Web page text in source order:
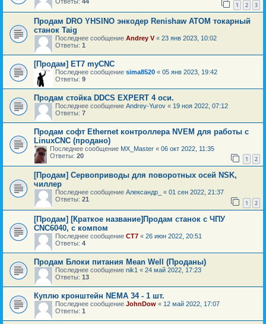
1 2 3
Продам DRO YHSINO энкодер Renishaw ATOM токарный
станок Taig
Последнее сообщение Andrey V« 23 янв 2023, 10:02
Ответы: 1
[Продам] ET7 myCNC
Последнее сообщение sima8520 « 05 янв 2023, 19:42
Ответы: 9
Продам стойка DDCS EXPERT 4 оси.
Последнее сообщение Andrey-Yurov « 19 ноя 2022, 07:12
Ответы: 7
Продам софт Ethernet контроллера NVEM для работы с
LinuxCNC (продано)
Последнее сообщение MX_Master « 06 окт 2022, 11:35
Ответы: 20 1 2
[Продам] Сервоприводы для поворотных осей NSK,
чиллер
Последнее сообщение Александр_ « 01 сен 2022, 21:37
Ответы: 21 1 2
[Продам] [Краткое название]Продам станок с ЧПУ
CNC6040, с компом
Последнее сообщение СТ7 « 26 июн 2022, 20:51
Ответы: 4
Продам Блоки питания Mean Well (Проданы)
Последнее сообщение nik1 « 24 май 2022, 17:23
Ответы: 13
Куплю кронштейн NEMA 34 - 1 шт.
Последнее сообщение JohnDow « 12 май 2022, 17:07
Ответы: 1